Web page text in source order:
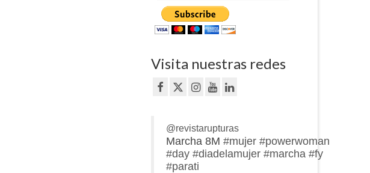
Visita nuestras redes
@revistarupturas
Marcha 8M #mujer #powerwoman
#day #diadelamujer #marcha #fy
#parati